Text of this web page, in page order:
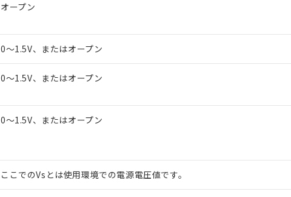
オープン
0～1.5V、またはオープン
0～1.5V、またはオープン
0～1.5V、またはオープン
ここでのVsとは使用環境での電源電圧値です。